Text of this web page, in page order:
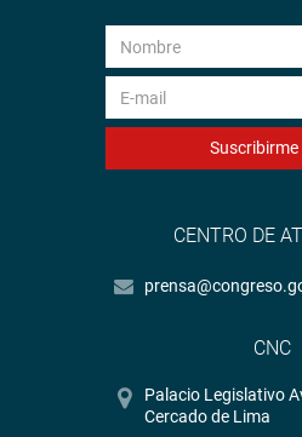
Suscribirme
CENTRO DE
CNC
Palacio Legislativo
Cercado de Lima